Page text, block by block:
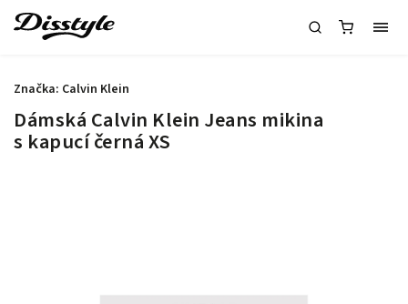
Dámská Calvin Klein Jeans mikina
s kapucí černá XS
Značka: Calvin Klein